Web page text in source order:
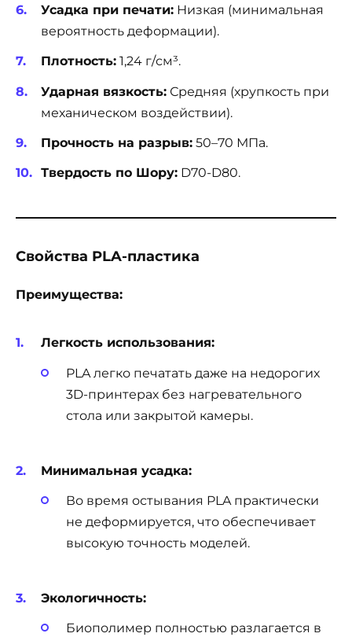
Усадка при печати: Низкая (минимальная
вероятность деформации).
Плотность: 1,24 г/см³.
Ударная вязкость: Средняя (хрупкость при
механическом воздействии).
Прочность на разрыв: 50–70 МПа.
Твердость по Шору: D70-D80.
Свойства PLA-пластика
Преимущества:
Легкость использования:
PLA легко печатать даже на недорогих
3D-принтерах без нагревательного
стола или закрытой камеры.
Минимальная усадка:
Во время остывания PLA практически
не деформируется, что обеспечивает
высокую точность моделей.
Экологичность:
Биополимер полностью разлагается в